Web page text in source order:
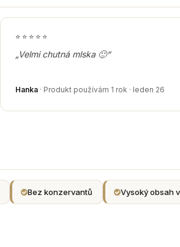
⭐ ⭐ ⭐ ⭐ ⭐
„Velmi chutná mlska 🙂“
Hanka · Produkt používám 1 rok · leden 26
Bez konzervantů Vysoký obsah